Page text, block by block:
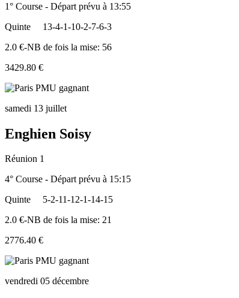
1° Course - Départ prévu à 13:55
Quinte
13-4-1-10-2-7-6-3
2.0 €-NB de fois la mise: 56
3429.80 €
samedi 13 juillet
Enghien Soisy
Réunion 1
4° Course - Départ prévu à 15:15
Quinte
5-2-11-12-1-14-15
2.0 €-NB de fois la mise: 21
2776.40 €
vendredi 05 décembre